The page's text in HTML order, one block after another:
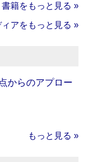
書籍をもっと見る »
アをもっと見る »
からのアプロー
もっと見る »